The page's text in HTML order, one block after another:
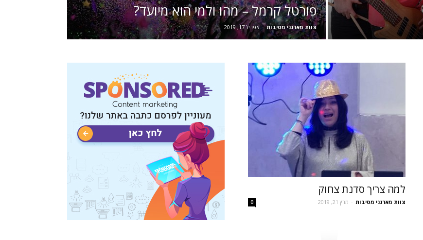
פורטל קרמל – מהו ולמי הוא מיועד?
צוות מארגני מסיבות - אפריל 17, 2019
למה צריך סדנת צחוק
צוות מארגני מסיבות - מרץ 21, 2019 0